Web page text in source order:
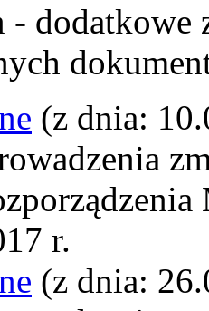
- dodatkowe
(z dnia:
r.
(z dnia: